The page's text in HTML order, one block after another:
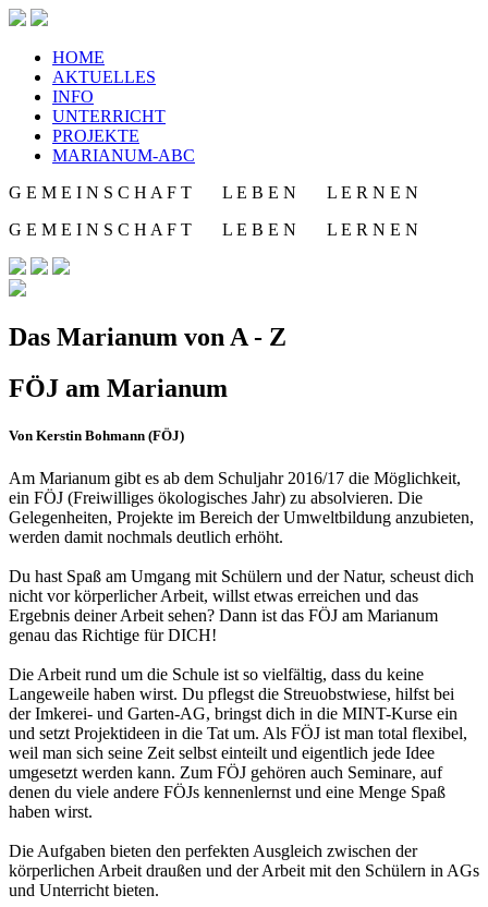
HOME
AKTUELLES
INFO
UNTERRICHT
PROJEKTE
MARIANUM-ABC
G E M E I N S C H A F T L E B E N L E R N E N
G E M E I N S C H A F T L E B E N L E R N E N
Das Marianum von A - Z
FÖJ am Marianum
Von Kerstin Bohmann (FÖJ)
Am Marianum gibt es ab dem Schuljahr 2016/17 die Möglichkeit,
ein FÖJ (Freiwilliges ökologisches Jahr) zu absolvieren. Die
Gelegenheiten, Projekte im Bereich der Umweltbildung anzubieten,
werden damit nochmals deutlich erhöht.
Du hast Spaß am Umgang mit Schülern und der Natur, scheust dich
nicht vor körperlicher Arbeit, willst etwas erreichen und das
Ergebnis deiner Arbeit sehen? Dann ist das FÖJ am Marianum
genau das Richtige für DICH!
Die Arbeit rund um die Schule ist so vielfältig, dass du keine
Langeweile haben wirst. Du pflegst die Streuobstwiese, hilfst bei
der Imkerei- und Garten-AG, bringst dich in die MINT-Kurse ein
und setzt Projektideen in die Tat um. Als FÖJ ist man total flexibel,
weil man sich seine Zeit selbst einteilt und eigentlich jede Idee
umgesetzt werden kann. Zum FÖJ gehören auch Seminare, auf
denen du viele andere FÖJs kennenlernst und eine Menge Spaß
haben wirst.
Die Aufgaben bieten den perfekten Ausgleich zwischen der
körperlichen Arbeit draußen und der Arbeit mit den Schülern in AGs
und Unterricht bieten.